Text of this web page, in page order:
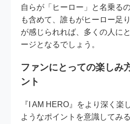
自らが「ヒーロー」と名乗る
も含めて、誰もがヒーロー足
が感じられれば、多くの人に
ージとなるでしょう。
ファンにとっての楽しみ
ント
『I AM HERO』をより深く楽
ようなポイントを意識してみ